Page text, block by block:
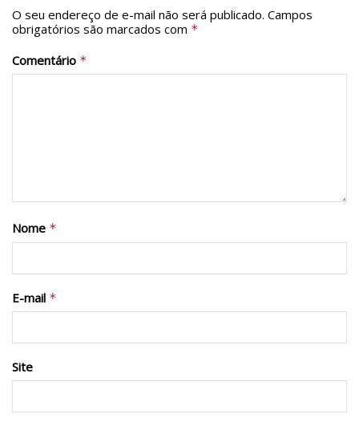
O seu endereço de e-mail não será publicado. Campos
obrigatórios são marcados com *
Comentário *
Nome *
E-mail *
Site